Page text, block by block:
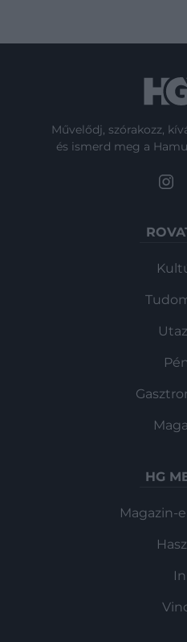
Művelődj, szórakozz,
és ismerd meg a
HG
Magazin-
In